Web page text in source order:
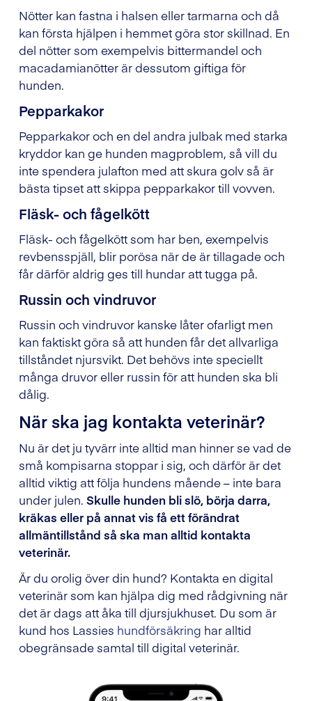
Nötter kan fastna i halsen eller tarmarna och då
kan första hjälpen i hemmet göra stor skillnad. En
del nötter som exempelvis bittermandel och
macadamianötter är dessutom giftiga för
hunden.
Pepparkakor
Pepparkakor och en del andra julbak med starka
kryddor kan ge hunden magproblem, så vill du
inte spendera julafton med att skura golv så är
bästa tipset att skippa pepparkakor till vovven.
Fläsk- och fågelkött
Fläsk- och fågelkött som har ben, exempelvis
revbensspjäll, blir porösa när de är tillagade och
får därför aldrig ges till hundar att tugga på.
Russin och vindruvor
Russin och vindruvor kanske låter ofarligt men
kan faktiskt göra så att hunden får det allvarliga
tillståndet njursvikt. Det behövs inte speciellt
många druvor eller russin för att hunden ska bli
dålig.
När ska jag kontakta veterinär?
Nu är det ju tyvärr inte alltid man hinner se vad de
små kompisarna stoppar i sig, och därför är det
alltid viktig att följa hundens mående – inte bara
under julen. Skulle hunden bli slö, börja darra,
kräkas eller på annat vis få ett förändrat
allmäntillstånd så ska man alltid kontakta
veterinär.
Är du orolig över din hund? Kontakta en digital
veterinär som kan hjälpa dig med rådgivning när
det är dags att åka till djursjukhuset. Du som är
kund hos Lassies hundförsäkring har alltid
obegränsade samtal till digital veterinär.